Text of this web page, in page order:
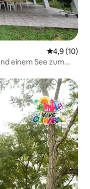
4,9 (10)
einem See zum